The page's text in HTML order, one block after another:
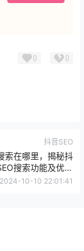
0 0
抖音SEO
索在哪里，揭秘抖
搜索功能及优化
技巧
2024-10-10 22:01:41